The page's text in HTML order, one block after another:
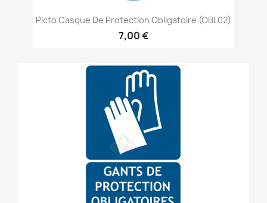
Picto Casque De Protection Obligatoire (OBL02)
7,00 €